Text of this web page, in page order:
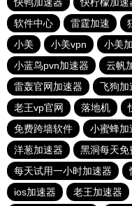
快鸭加速器
快柠檬加速
软件中心
雷霆加速
小美
小美vpn 小美
小蓝鸟pvn加速器
云帆
雷轰官网加速器
飞狗加
老王vp官网
落地机
免费跨墙软件
小蜜蜂加
洋葱加速器
黑洞每天免
每天试用一小时加速器
ios加速器
老王加速器